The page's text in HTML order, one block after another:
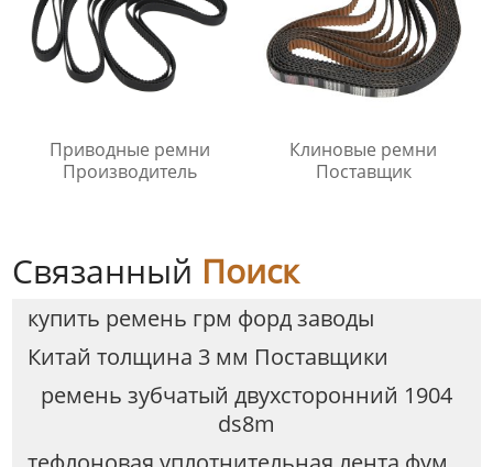
Приводные ремни
Производитель
Клиновые ремни
Поставщик
Связанный Поиск
купить ремень грм форд заводы
Китай толщина 3 мм Поставщики
ремень зубчатый двухсторонний 1904
ds8m